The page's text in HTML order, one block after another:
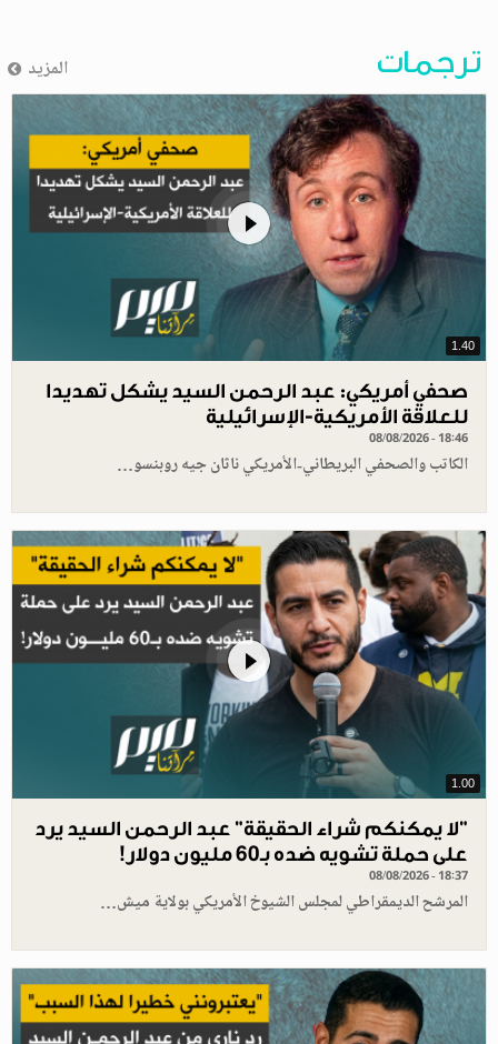
ترجمات المزيد
1.40
صحفي أمريكي: عبد الرحمن السيد يشكل تهديدا
للعلاقة الأمريكية-الإسرائيلية
08/08/2026 - 18:46
الكاتب والصحفي البريطاني-الأمريكي ناثان جيه روبنسو…
1.00
"لا يمكنكم شراء الحقيقة" عبد الرحمن السيد يرد
على حملة تشويه ضده بـ60 مليون دولار!
08/08/2026 - 18:37
المرشح الديمقراطي لمجلس الشيوخ الأمريكي بولاية ميش…